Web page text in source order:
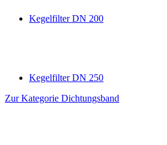
Kegelfilter DN 200
Kegelfilter DN 250
Zur Kategorie Dichtungsband